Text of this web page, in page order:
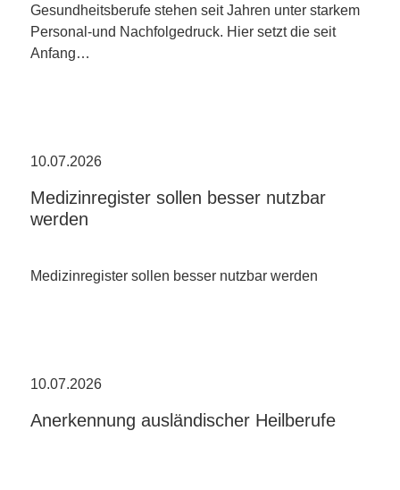
Gesundheitsberufe stehen seit Jahren unter starkem
Personal-und Nachfolgedruck. Hier setzt die seit
Anfang…
10.07.2026
Medizinregister sollen besser nutzbar
werden
Medizinregister sollen besser nutzbar werden
10.07.2026
Anerkennung ausländischer Heilberufe